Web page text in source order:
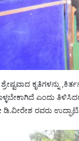
ಕೃತಿಗಳನ್ನು
ಎಂದು
ಡಿ.ವೀರೇಶ ರವರು